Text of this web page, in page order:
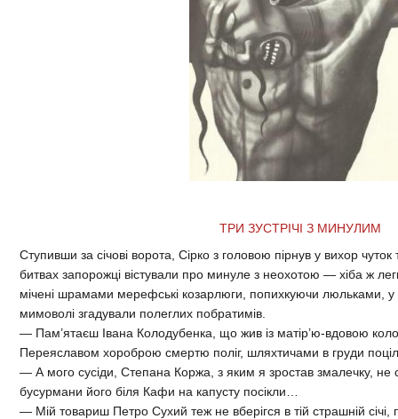
ТРИ ЗУСТРІЧІ З МИНУЛИМ
Ступивши за січові ворота, Сірко з головою пірнув у вихор
битвах запорожці вістували про минуле з неохотою — хіба ж
мічені шрамами мерефські козарлюги, попихкуючи люльками, у
мимоволі згадували полеглих побратимів.
— Пам’ятаєш Івана Колодубенка, що жив із матір’ю-вдовою коло
Переяславом хороброю смертю поліг, шляхтичами в груди
— А мого сусіди, Степана Коржа, з яким я зростав змалечку, не
бусурмани його біля Кафи на капусту посікли…
— Мій товариш Петро Сухий теж не вберігся в тій страшній січі,